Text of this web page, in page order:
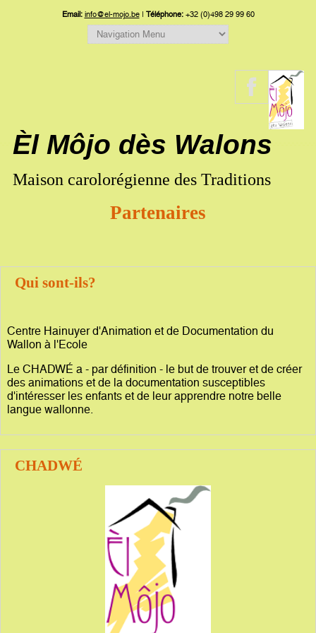
Email: info@el-mojo.be| Téléphone:+32 (0)498 29 99 60
Èl Môjo dès Walons
Maison carolorégienne des Traditions
Partenaires
Qui sont-ils?
Centre Hainuyer d'Animation et de Documentation du
Wallon à l'Ecole
Le CHADWÉ a - par définition - le but de trouver et de créer
des animations et de la documentation susceptibles
d'intéresser les enfants et de leur apprendre notre belle
langue wallonne.
CHADWÉ